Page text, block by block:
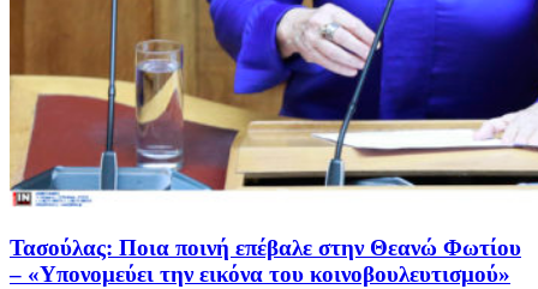
Τασούλας: Ποια ποινή επέβαλε στην Θεανώ Φωτίου
– «Υπονομεύει την εικόνα του κοινοβουλευτισμού»